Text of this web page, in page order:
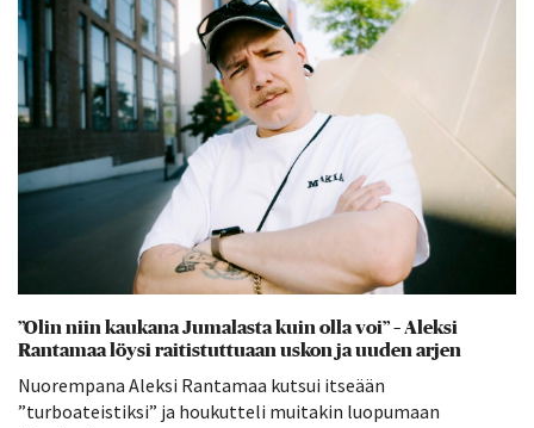
”Olin niin kaukana Jumalasta kuin olla voi” – Aleksi
Rantamaa löysi raitistuttuaan uskon ja uuden arjen
Nuorempana Aleksi Rantamaa kutsui itseään
”turboateistiksi” ja houkutteli muitakin luopumaan